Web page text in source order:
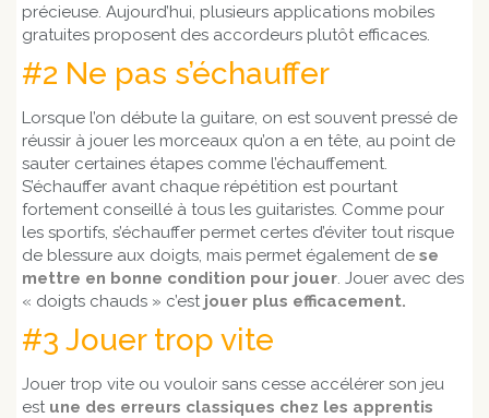
précieuse. Aujourd’hui, plusieurs applications mobiles
gratuites proposent des accordeurs plutôt efficaces.
#2 Ne pas s’échauffer
Lorsque l’on débute la guitare, on est souvent pressé de
réussir à jouer les morceaux qu’on a en tête, au point de
sauter certaines étapes comme l’échauffement.
S’échauffer avant chaque répétition est pourtant
fortement conseillé à tous les guitaristes. Comme pour
les sportifs, s’échauffer permet certes d’éviter tout risque
de blessure aux doigts, mais permet également de se
mettre en bonne condition pour jouer. Jouer avec des
« doigts chauds » c’est jouer plus efficacement.
#3 Jouer trop vite
Jouer trop vite ou vouloir sans cesse accélérer son jeu
est une des erreurs classiques chez les apprentis